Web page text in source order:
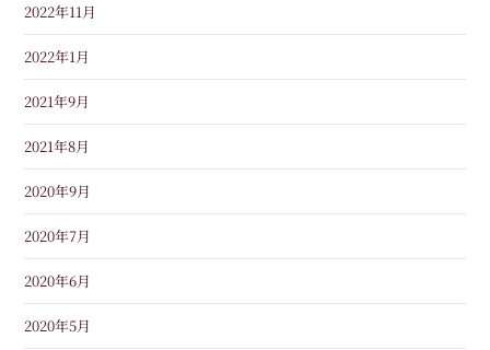
2022年11月
2022年1月
2021年9月
2021年8月
2020年9月
2020年7月
2020年6月
2020年5月